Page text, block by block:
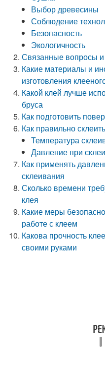
Выбор древесины
Соблюдение
Безопасность
Экологичность
Связанные вопросы и
Какие материалы и
изготовления
Какой клей лучше
бруса
Как подготовить
Как правильно
Температура
Давление при
Как применять
склеивания
Сколько времени
клея
Какие меры
работе с клеем
Какова прочность
своими руками